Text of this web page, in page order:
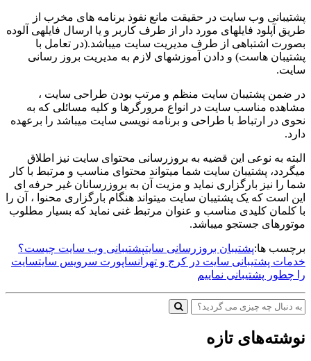
پشتیبانی وب سایت در حقیقت مانع نفوذ برنامه های مخرب از
طریق آپلود فایلهای مورد دار از طرف کاربر و یا ارسال فایلهی آلوده
بصورت اشتباهی از طرف مدیریت سایت میباشد.(در تعامل با
پشتیبان هاست) و دادن آموزشهای لازم به مدیریت بروز رسانی
سایت.
در ضمن پشتیبان سایت منظم و مرتب بودن طراحی سایت ،
مشاهده مناسب سایت در انواع مرورگرها و کلیه مسائلی که به
نحوی در ارتباط با طراحی و برنامه نویسی سایت میباشد را برعهده
دارد.
البته به نوعی این قضیه به بروزرسانی محتوای سایت نیز اطلاق
میگردد، پشتیبان سایت شما میتواند محتوای مناسب و مرتبط با کار
شما را نیز بارگزاری نماید و مزیت آن به بروزرسانان غیر حرفه ای
این است که یک پشتیبان سایت میتواند هنگام بارگزاری محنوا ، آن را
با کلمان کلیدی مناسب و عنوان مرتبط غنی نماید که بسیار مطلوب
موتورهای جستجو میباشد.
برچسب ها:پشتیبان بروزرسانی سایتپشتیبانی وب سایت چیست؟
خدمات پشتیبانی سایت در کرج و تهرانساپورت سرویس سایتسایت
را چطور پشتیبانی نماییم
نوشته‌های تازه